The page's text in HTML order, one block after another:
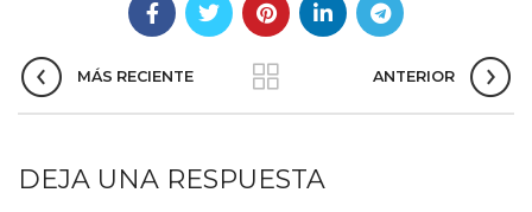
MÁS RECIENTE ANTERIOR
DEJA UNA RESPUESTA